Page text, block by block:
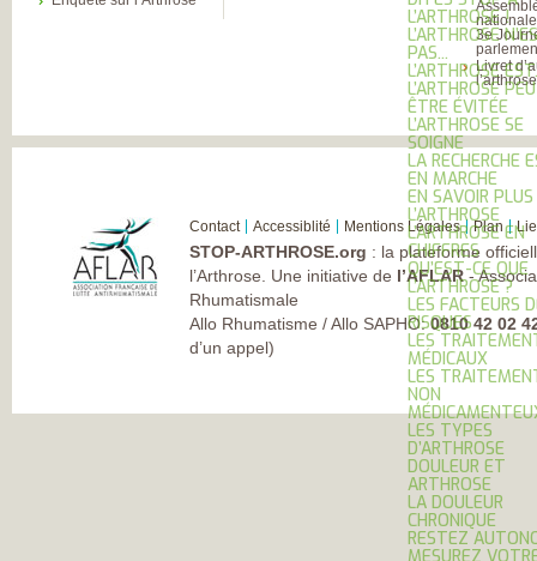
L’ARTHROSE !
L’ARTHROSE
PAS...
L’ARTHROSE
L’ARTHROSE
ÊTRE ÉVITÉE
L’ARTHROSE SE
SOIGNE
LA RECHERCHE
EN MARCHE
EN SAVOIR PLUS
L’ARTHROSE
L’ARTHROSE EN
CHIFFRES
QU’EST-CE QUE
L’ARTHROSE ?
LES FACTEURS
RISQUES
LES
MÉDICAUX
LES
NON
LES TYPES
D’ARTHROSE
DOULEUR ET
ARTHROSE
LA DOULEUR
CHRONIQUE
RESTEZ
3e
Livret
l’arthrose
Contact Accessiblité Mentions Légales Plan
STOP-ARTHROSE.org : la plateforme
l’Arthrose. Une initiative de l’AFLAR-
Rhumatismale
Allo Rhumatisme / Allo SAPHO:0810 42 02
d’un appel)